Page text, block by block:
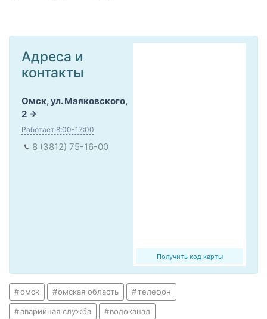
Получить код карты
Адреса и
контакты
Омск, ул. Маяковского,
2
Работает 8:00-17:00
8 (3812) 75-16-00
омск омская область телефон
аварийная служба водоканал